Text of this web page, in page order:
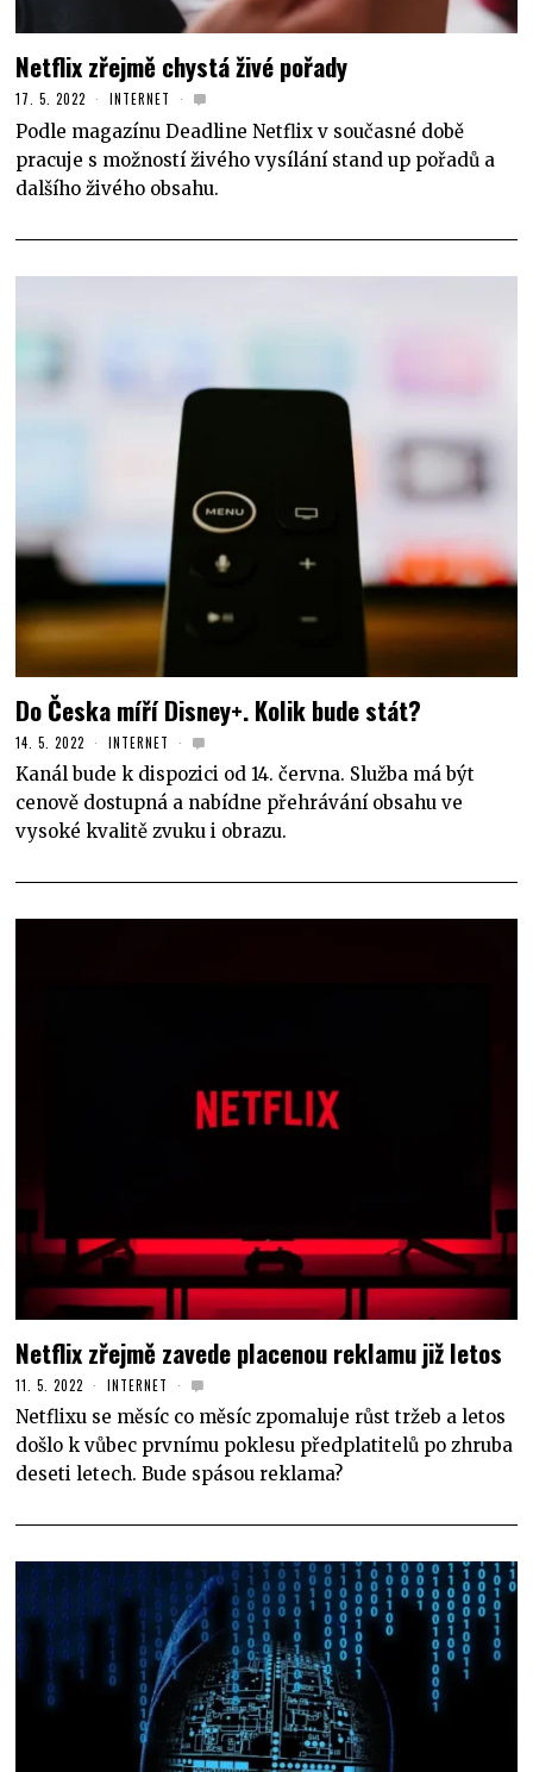
Netflix zřejmě chystá živé pořady
17. 5. 2022 INTERNET
Podle magazínu Deadline Netflix v současné době
pracuje s možností živého vysílání stand up pořadů a
dalšího živého obsahu.
Do Česka míří Disney+. Kolik bude stát?
14. 5. 2022 INTERNET
Kanál bude k dispozici od 14. června. Služba má být
cenově dostupná a nabídne přehrávání obsahu ve
vysoké kvalitě zvuku i obrazu.
Netflix zřejmě zavede placenou reklamu již letos
11. 5. 2022 INTERNET
Netflixu se měsíc co měsíc zpomaluje růst tržeb a letos
došlo k vůbec prvnímu poklesu předplatitelů po zhruba
deseti letech. Bude spásou reklama?